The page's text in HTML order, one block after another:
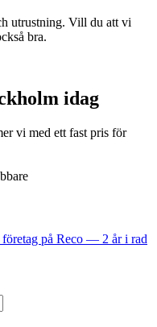
utrustning. Vill du att vi
bra.
idag
vi med ett fast pris för
på Reco — 2 år i rad